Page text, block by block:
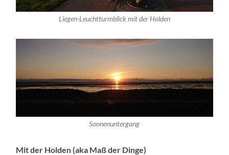
Liegen-Leuchtturmblick mit der Holden
Sonnenuntergang
Mit der Holden (aka Maß der Dinge)